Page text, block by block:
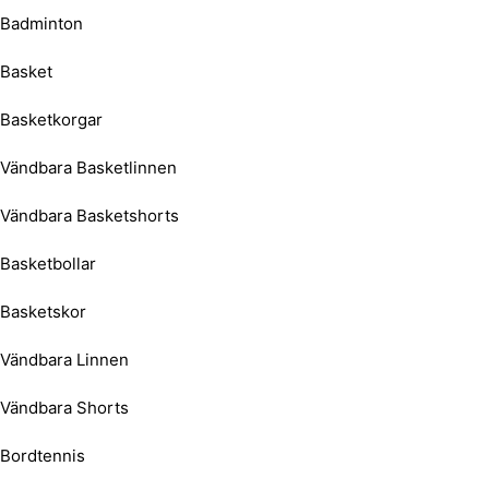
Badminton
Basket
Basketkorgar
Vändbara Basketlinnen
Vändbara Basketshorts
Basketbollar
Basketskor
Vändbara Linnen
Vändbara Shorts
Bordtennis